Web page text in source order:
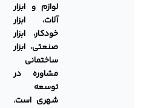
لوازم و ابزار
آلات، ابزار
خودکار، ابزار
صنعتی، ابزار
ساختمانی
مشاوره در
توسعه
شهری است.